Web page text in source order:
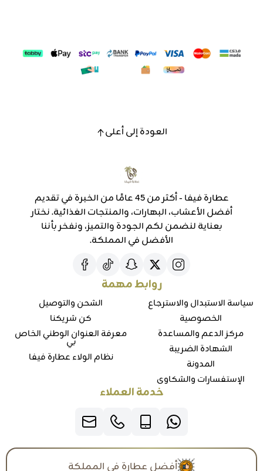
العودة إلى أعلى
عطارة فيفا - أكثر من 45 عامًا من الخبرة في تقديم
أفضل الأعشاب، البهارات، والمنتجات الغذائية. نختار
بعناية لنضمن لكم الجودة والتميز، ونفخر بأننا
الأفضل في المملكة.
روابط مهمة
سياسة الاستبدال والاسترجاع
الخصوصية
مركز الدعم والمساعدة
الشهادة الضريبة
المدونة
الإستفسارات والشكاوي
الشحن والتوصيل
كن شريكنا
معرفة العنوان الوطني الخاص
بي
نظام الولاء عطارة فيفا
خدمة العملاء
أفضل عطارة في المملكة